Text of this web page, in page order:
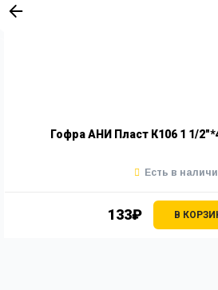
Гофра АНИ Пласт К106 1 1/
133₽ В
Есть в